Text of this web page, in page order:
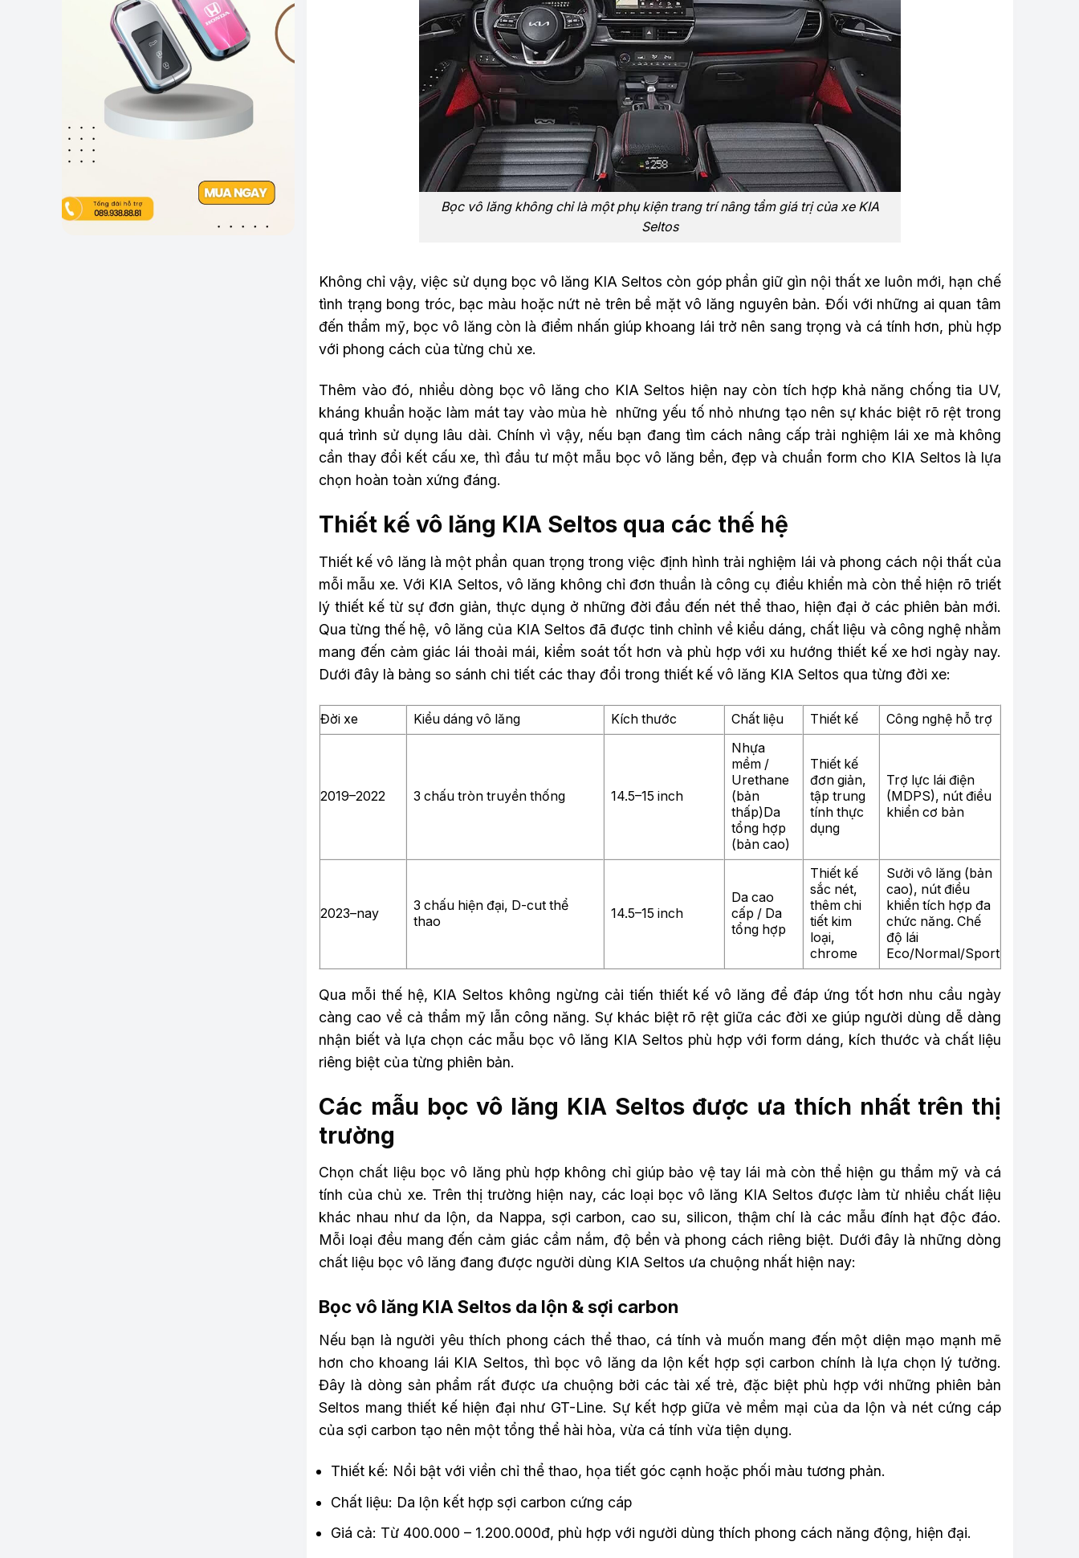
Bọc vô lăng không chỉ là một phụ kiện trang trí nâng tầm giá trị của xe KIA
Seltos
Không chỉ vậy, việc sử dụng bọc vô lăng KIA Seltos còn góp phần giữ gìn nội thất xe luôn mới, hạn chế
tình trạng bong tróc, bạc màu hoặc nứt nẻ trên bề mặt vô lăng nguyên bản. Đối với những ai quan tâm
đến thẩm mỹ, bọc vô lăng còn là điểm nhấn giúp khoang lái trở nên sang trọng và cá tính hơn, phù hợp
với phong cách của từng chủ xe.
Thêm vào đó, nhiều dòng bọc vô lăng cho KIA Seltos hiện nay còn tích hợp khả năng chống tia UV,
kháng khuẩn hoặc làm mát tay vào mùa hè những yếu tố nhỏ nhưng tạo nên sự khác biệt rõ rệt trong
quá trình sử dụng lâu dài. Chính vì vậy, nếu bạn đang tìm cách nâng cấp trải nghiệm lái xe mà không
cần thay đổi kết cấu xe, thì đầu tư một mẫu bọc vô lăng bền, đẹp và chuẩn form cho KIA Seltos là lựa
chọn hoàn toàn xứng đáng.
Thiết kế vô lăng KIA Seltos qua các thế hệ
Thiết kế vô lăng là một phần quan trọng trong việc định hình trải nghiệm lái và phong cách nội thất của
mỗi mẫu xe. Với KIA Seltos, vô lăng không chỉ đơn thuần là công cụ điều khiển mà còn thể hiện rõ triết
lý thiết kế từ sự đơn giản, thực dụng ở những đời đầu đến nét thể thao, hiện đại ở các phiên bản mới.
Qua từng thế hệ, vô lăng của KIA Seltos đã được tinh chỉnh về kiểu dáng, chất liệu và công nghệ nhằm
mang đến cảm giác lái thoải mái, kiểm soát tốt hơn và phù hợp với xu hướng thiết kế xe hơi ngày nay.
Dưới đây là bảng so sánh chi tiết các thay đổi trong thiết kế vô lăng KIA Seltos qua từng đời xe:
Đời xe Kiểu dáng vô lăng Kích thước Chất liệu Thiết kế Công nghệ hỗ trợ
2019–2022 3 chấu tròn truyền thống 14.5–15 inch
Nhựa
mềm /
Urethane
(bản
thấp)Da
tổng hợp
(bản cao)
Thiết kế
đơn giản,
tập trung
tính thực
dụng
Trợ lực lái điện
(MDPS), nút điều
khiển cơ bản
2023–nay
3 chấu hiện đại, D-cut thể
thao
14.5–15 inch
Da cao
cấp / Da
tổng hợp
Thiết kế
sắc nét,
thêm chi
tiết kim
loại,
chrome
Sưởi vô lăng (bản
cao), nút điều
khiển tích hợp đa
chức năng. Chế
độ lái
Eco/Normal/Sport
Qua mỗi thế hệ, KIA Seltos không ngừng cải tiến thiết kế vô lăng để đáp ứng tốt hơn nhu cầu ngày
càng cao về cả thẩm mỹ lẫn công năng. Sự khác biệt rõ rệt giữa các đời xe giúp người dùng dễ dàng
nhận biết và lựa chọn các mẫu bọc vô lăng KIA Seltos phù hợp với form dáng, kích thước và chất liệu
riêng biệt của từng phiên bản.
Các mẫu bọc vô lăng KIA Seltos được ưa thích nhất trên thị
trường
Chọn chất liệu bọc vô lăng phù hợp không chỉ giúp bảo vệ tay lái mà còn thể hiện gu thẩm mỹ và cá
tính của chủ xe. Trên thị trường hiện nay, các loại bọc vô lăng KIA Seltos được làm từ nhiều chất liệu
khác nhau như da lộn, da Nappa, sợi carbon, cao su, silicon, thậm chí là các mẫu đính hạt độc đáo.
Mỗi loại đều mang đến cảm giác cầm nắm, độ bền và phong cách riêng biệt. Dưới đây là những dòng
chất liệu bọc vô lăng đang được người dùng KIA Seltos ưa chuộng nhất hiện nay:
Bọc vô lăng KIA Seltos da lộn & sợi carbon
Nếu bạn là người yêu thích phong cách thể thao, cá tính và muốn mang đến một diện mạo mạnh mẽ
hơn cho khoang lái KIA Seltos, thì bọc vô lăng da lộn kết hợp sợi carbon chính là lựa chọn lý tưởng.
Đây là dòng sản phẩm rất được ưa chuộng bởi các tài xế trẻ, đặc biệt phù hợp với những phiên bản
Seltos mang thiết kế hiện đại như GT-Line. Sự kết hợp giữa vẻ mềm mại của da lộn và nét cứng cáp
của sợi carbon tạo nên một tổng thể hài hòa, vừa cá tính vừa tiện dụng.
Thiết kế: Nổi bật với viền chỉ thể thao, họa tiết góc cạnh hoặc phối màu tương phản.
Chất liệu: Da lộn kết hợp sợi carbon cứng cáp
Giá cả: Từ 400.000 – 1.200.000đ, phù hợp với người dùng thích phong cách năng động, hiện đại.